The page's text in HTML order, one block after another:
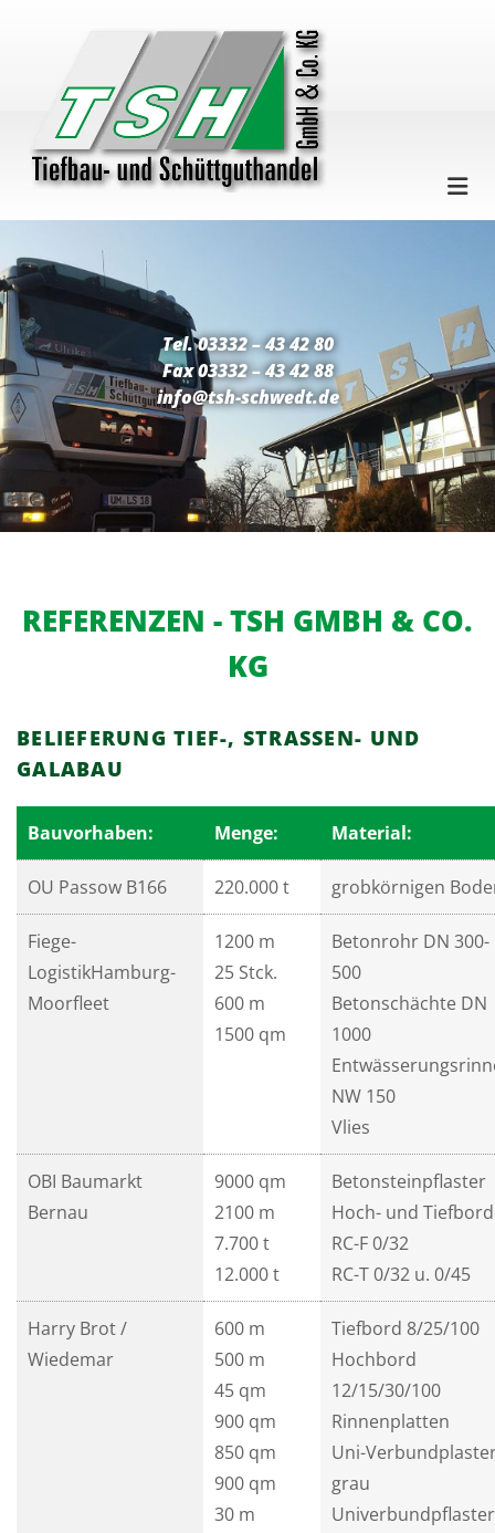
Tel. 03332 – 43 42 80
Fax 03332 – 43 42 88
info@tsh-schwedt.de
REFERENZEN - TSH GMBH & CO.
KG
BELIEFERUNG TIEF-, STRASSEN- UND G
ALABAU
Bauvorhaben: Menge: Material:
OU Passow B166 220.000 t grobkörnigen
Fiege-
LogistikHamburg-
Moorfleet
1200 m
25 Stck.
600 m
1500 qm
Betonrohr DN 300-
500
Betonschächte DN
1000
NW 150
Vlies
OBI Baumarkt
Bernau
9000 qm
2100 m
7.700 t
12.000 t
Betonsteinpflaster
Hoch- und
RC-F 0/32
RC-T 0/32 u. 0/45
Harry Brot /
Wiedemar
600 m
500 m
45 qm
900 qm
850 qm
900 qm
30 m
Tiefbord 8/25/100
Hochbord
12/15/30/100
Rinnenplatten
Uni-
grau